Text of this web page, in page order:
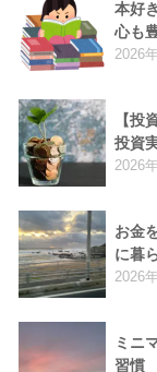
本好
心も
2026
【投
投資
2026
お金
に暮
2026
ミニ
習慣